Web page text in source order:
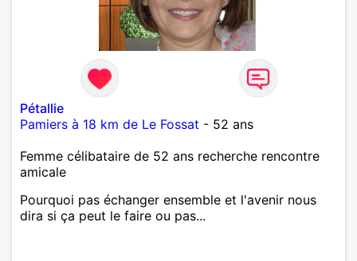
Pétallie
Pamiers à 18 km de Le Fossat - 52 ans
Femme célibataire de 52 ans recherche rencontre
amicale
Pourquoi pas échanger ensemble et l'avenir nous
dira si ça peut le faire ou pas...